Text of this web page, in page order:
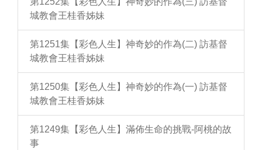
城教會王桂香姊妹
第1251集【彩色人生】神奇妙的作為(二) 訪基督
城教會王桂香姊妹
第1250集【彩色人生】神奇妙的作為(一) 訪基督
城教會王桂香姊妹
第1249集【彩色人生】滿佈生命的挑戰-阿桃的故
事